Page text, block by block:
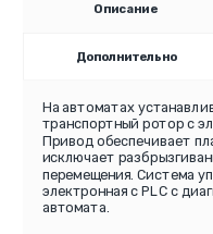
Описание
Дополнительно
На автоматах
транспортный ротор с
Привод обеспечивает
исключает
перемещения. Система
электронная c PLC с
автомата.